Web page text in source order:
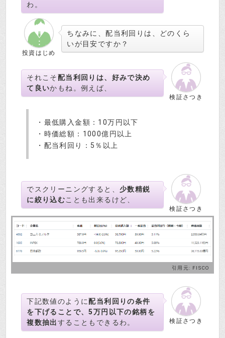
わ。
投資はじめ
ちなみに、配当利回りは、どのくら
いが目安ですか？
検証さつき
それこそ配当利回りは、好みで決め
て良いかもね。例えば、
・最低購入金額：10万円以下
・時価総額：1000億円以上
・配当利回り：5％以上
検証さつき
でスクリーニングすると、少数精鋭
に絞り込むことも出来るけど、
引用元: FISCO
検証さつき
下記数値のように配当利回りの条件
を下げることで、5万円以下の銘柄を
複数抽出することもできるわ。